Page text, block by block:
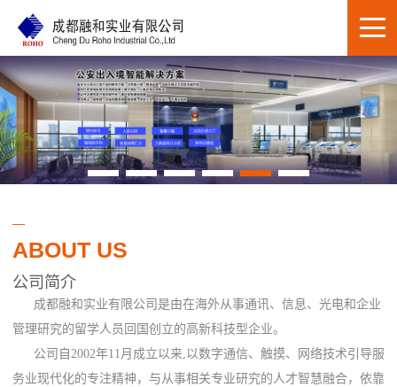
ABOUT US
公司简介
成都融和实业有限公司是由在海外从事通讯、信息、光电和企业
管理研究的留学人员回国创立的高新科技型企业。
公司自2002年11月成立以来,以数字通信、触摸、网络技术引导服
务业现代化的专注精神，与从事相关专业研究的人才智慧融合，依靠